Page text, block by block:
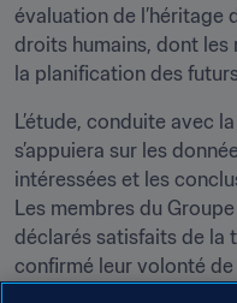
évaluation de l’héritage
droits humains, dont
la planification des
L’étude, conduite avec
s’appuiera sur les
intéressées et les
Les membres du
déclarés satisfaits de la
confirmé leur volonté